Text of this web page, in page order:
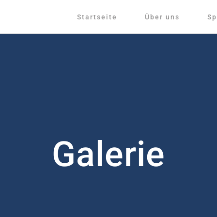
Startseite Über uns
Galerie